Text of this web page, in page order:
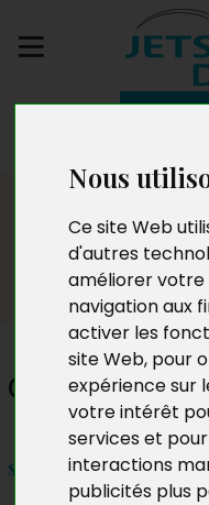
Nous
Ce site Web
d'autres
améliorer
navigation aux
activer les
site Web, pour
expérience sur
votre intérêt
services et
interactions
publicités plus
Dédicaces
Cynthia
samedi 31 octobre à